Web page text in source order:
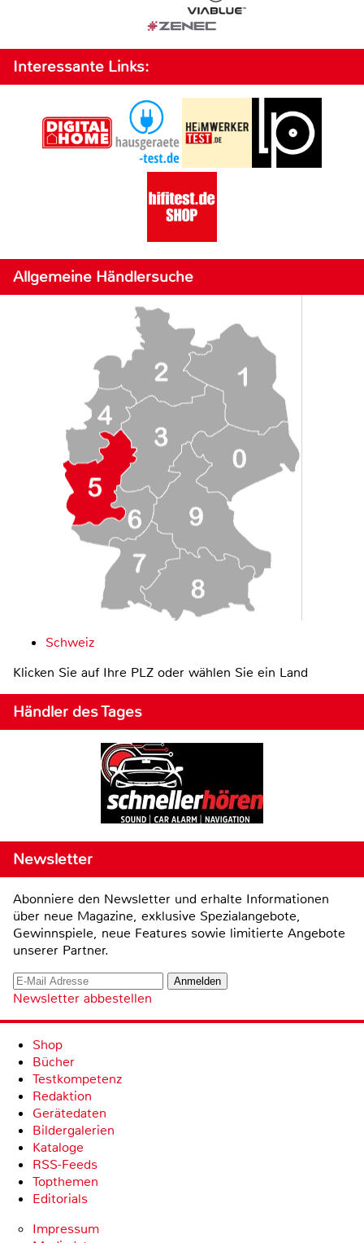
Interessante Links:
Allgemeine Händlersuche
Schweiz
Klicken Sie auf Ihre PLZ oder wählen Sie ein Land
Händler des Tages
Newsletter
Abonniere den Newsletter und erhalte Informationen
über neue Magazine, exklusive Spezialangebote,
Gewinnspiele, neue Features sowie limitierte Angebote
unserer Partner.
Newsletter abbestellen
Shop
Bücher
Testkompetenz
Redaktion
Gerätedaten
Bildergalerien
Kataloge
RSS-Feeds
Topthemen
Editorials
Impressum